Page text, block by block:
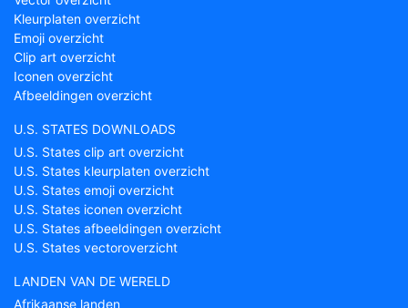
Kleurplaten overzicht
Emoji overzicht
Clip art overzicht
Iconen overzicht
Afbeeldingen overzicht
U.S. STATES DOWNLOADS
U.S. States clip art overzicht
U.S. States kleurplaten overzicht
U.S. States emoji overzicht
U.S. States iconen overzicht
U.S. States afbeeldingen overzicht
U.S. States vectoroverzicht
LANDEN VAN DE WERELD
Afrikaanse landen